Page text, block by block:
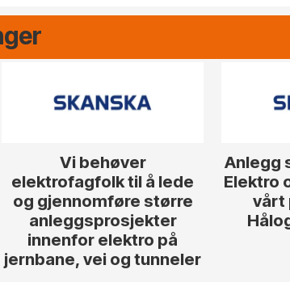
Vi behøver
elektrofagfolk til å lede
og gjennomføre større
anleggsprosjekter
innenfor elektro på
jernbane, vei og tunneler
Anlegg
Elektro
vårt